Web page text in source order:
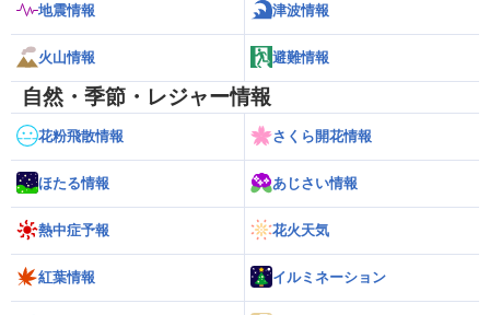
地震情報 津波情報
火山情報 避難情報
自然・季節・レジャー情報
花粉飛散情報 さくら開花情報
ほたる情報 あじさい情報
熱中症予報 花火天気
紅葉情報 イルミネーション